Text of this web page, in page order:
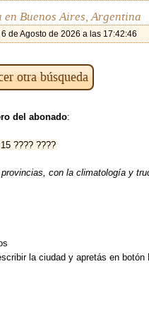
Buenos Aires, Argentina
de Agosto de 2026 a las 17:42:46
otra búsqueda
del abonado:
15 ???? ????
con la climatología y
la ciudad y apretás en botón